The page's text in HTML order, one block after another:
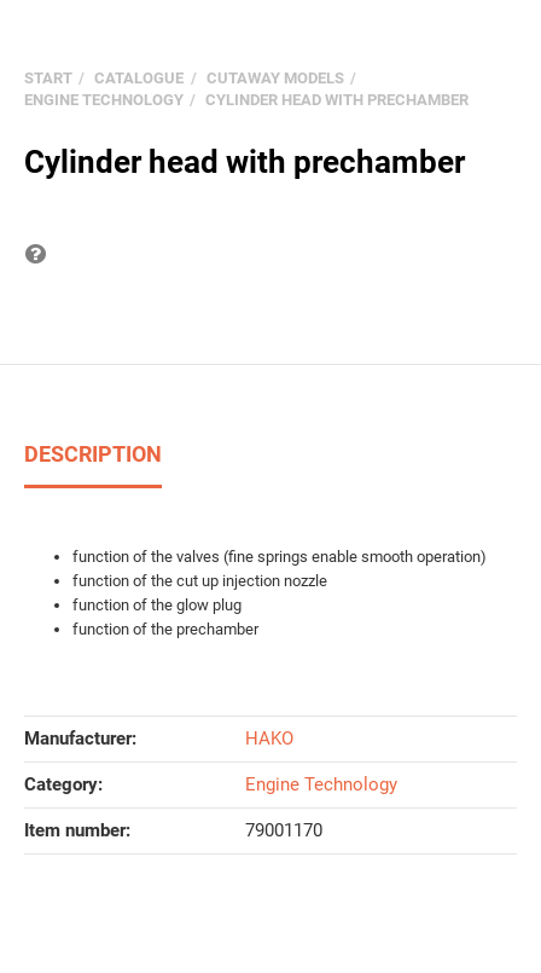
START CATALOGUE
CUTAWAY MODELS
ENGINE TECHNOLOGY
CYLINDER HEAD WITH PRECHAMBER
Cylinder head with prechamber
DESCRIPTION
function of the valves (fine springs enable smooth operation)
function of the cut up injection nozzle
function of the glow plug
function of the prechamber
Manufacturer: HAKO
Category: Engine Technology
Item number: 79001170